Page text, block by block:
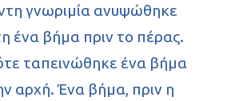
γνωριμία ανυψώθηκε
ένα βήμα πριν το πέρας.
ταπεινώθηκε ένα βήμα
αρχή. Ένα βήμα, πριν η